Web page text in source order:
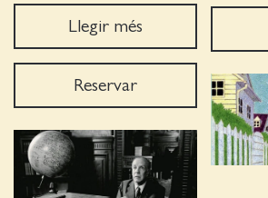
Llegir més
Reservar